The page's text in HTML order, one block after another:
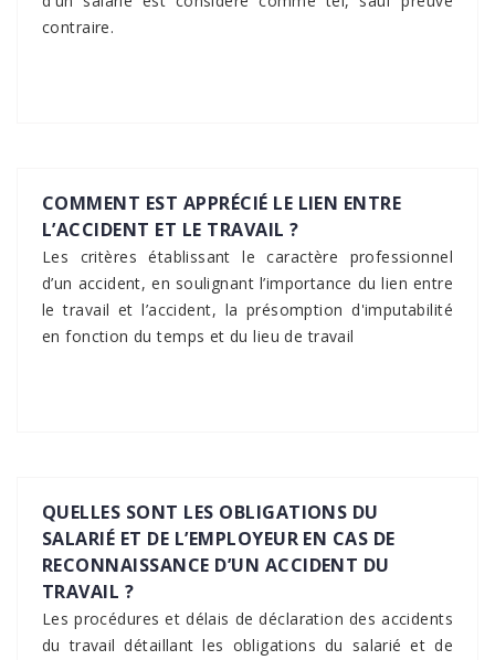
contraire.
COMMENT EST APPRÉCIÉ LE LIEN ENTRE
L’ACCIDENT ET LE TRAVAIL ?
Les critères établissant le caractère professionnel
d’un accident, en soulignant l’importance du lien entre
le travail et l’accident, la présomption d'imputabilité
en fonction du temps et du lieu de travail
QUELLES SONT LES OBLIGATIONS DU
SALARIÉ ET DE L’EMPLOYEUR EN CAS DE
RECONNAISSANCE D’UN ACCIDENT DU
TRAVAIL ?
Les procédures et délais de déclaration des accidents
du travail détaillant les obligations du salarié et de